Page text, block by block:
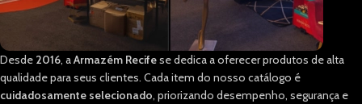
Desde 2016, aArmazém Recifese dedica a oferecer produtos de alta
qualidade para seus clientes. Cada item do nosso catálogo é
cuidadosamente selecionado, priorizando desempenho, segurança e